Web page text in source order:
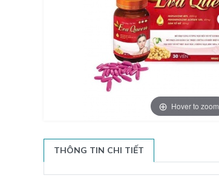
Hover to zoom
THÔNG TIN CHI TIẾT